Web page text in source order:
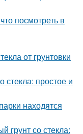
посмотреть в
от грунтовки
стекла: простое и
находятся
грунт со стекла: